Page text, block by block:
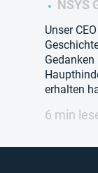
NSYS
Unser
erhalten
6 min